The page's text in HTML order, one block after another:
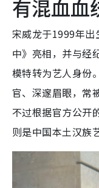
有混血血
宋威龙于1999年出
中》亮相，并与经
模特转为艺人身份
官、深邃眉眼，常
不过根据官方公开
则是中国本土汉族